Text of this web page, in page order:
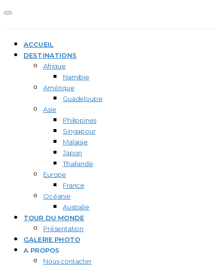
ACCUEIL
DESTINATIONS
Afrique
Namibie
Amérique
Guadeloupe
Asie
Philippines
Singapour
Malaisie
Japon
Thaïlande
Europe
France
Océanie
Australie
TOUR DU MONDE
Présentation
GALERIE PHOTO
A PROPOS
Nous contacter